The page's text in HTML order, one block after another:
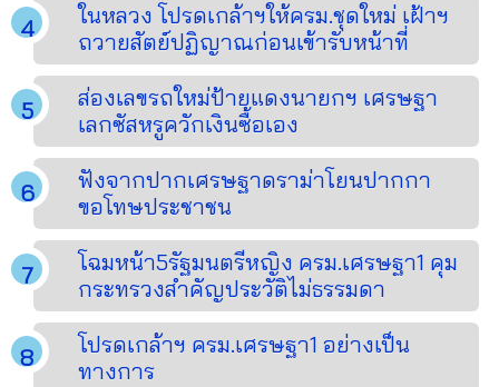
ในหลวง โปรดเกล้าฯให้ครม.ชุดใหม่ เฝ้าฯ
ถวายสัตย์ปฏิญาณก่อนเข้ารับหน้าที่
ส่องเลขรถใหม่ป้ายแดงนายกฯ เศรษฐา
เลกซัสหรูควักเงินซื้อเอง
ฟังจากปากเศรษฐาดราม่าโยนปากกา
ขอโทษประชาชน
โฉมหน้า5รัฐมนตรีหญิง ครม.เศรษฐา1 คุม
กระทรวงสำคัญประวัติไม่ธรรมดา
โปรดเกล้าฯ ครม.เศรษฐา1 อย่างเป็น
ทางการ